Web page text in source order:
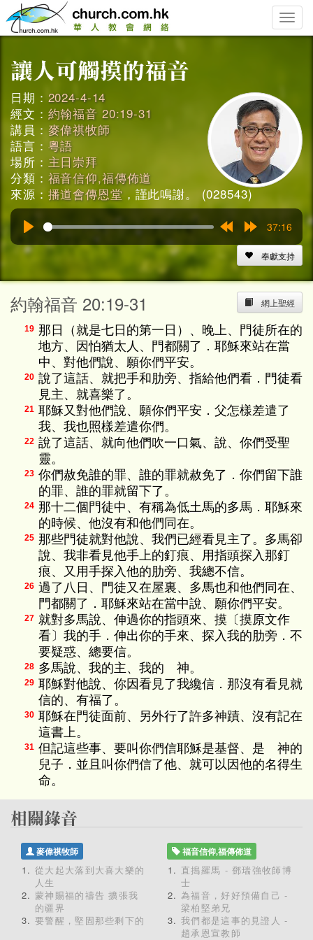
Toggle
日期： 2024-4-14
經文： 約翰福音 20:19-31
講員： 麥偉祺牧師
語言： 粵語
場所： 主日崇拜
分類： 福音信仰,福傳佈道
來源： 播道會傳恩堂 ，謹此鳴謝。 (028543)
15s
37:16
奉獻支持
網上聖經
約翰福音 20:19-31
19 那日（就是七日的第一日）、晚上、門徒所在的
地方、因怕猶太人、門都關了．耶穌來站在當
中、對他們說、願你們平安。
20 說了這話、就把手和肋旁、指給他們看．門徒看
見主、就喜樂了。
21 耶穌又對他們說、願你們平安．父怎樣差遣了
我、我也照樣差遣你們。
22 說了這話、就向他們吹一口氣、說、你們受聖
靈。
23 你們赦免誰的罪、誰的罪就赦免了．你們留下誰
的罪、誰的罪就留下了。
24 那十二個門徒中、有稱為低土馬的多馬．耶穌來
的時候、他沒有和他們同在。
25 那些門徒就對他說、我們已經看見主了。多馬卻
說、我非看見他手上的釘痕、用指頭探入那釘
痕、又用手探入他的肋旁、我總不信。
26 過了八日、門徒又在屋裏、多馬也和他們同在、
門都關了．耶穌來站在當中說、願你們平安。
27 就對多馬說、伸過你的指頭來、摸〔摸原文作
看〕我的手．伸出你的手來、探入我的肋旁．不
要疑惑、總要信。
28 多馬說、我的主、我的 神。
29 耶穌對他說、你因看見了我纔信．那沒有看見就
信的、有福了。
30 耶穌在門徒面前、另外行了許多神蹟、沒有記在
這書上。
31 但記這些事、要叫你們信耶穌是基督、是 神的
兒子．並且叫你們信了他、就可以因他的名得生
命。
麥偉祺牧師
從大起大落到大喜大樂的
人生
蒙神賜福的禱告 擴張我
的疆界
要警醒，堅固那些剩下的
福音信仰,福傳佈道
直搗羅馬 - 鄧瑞強牧師博
士
為福音，好好預備自己 -
梁柏堅弟兄
我們都是這事的見證人 -
趙承恩宣教師